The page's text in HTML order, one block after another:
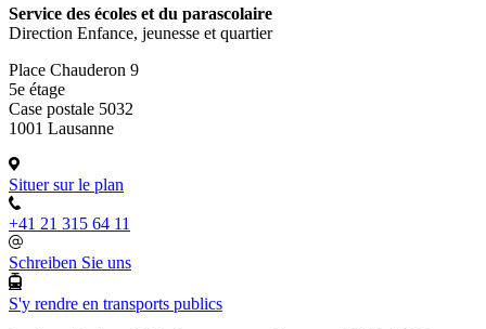
Service des écoles et du parascolaire
Direction Enfance, jeunesse et quartier
Place Chauderon 9
5e étage
Case postale 5032
1001 Lausanne
Situer sur le plan
+41 21 315 64 11
Schreiben Sie uns
S'y rendre en transports publics